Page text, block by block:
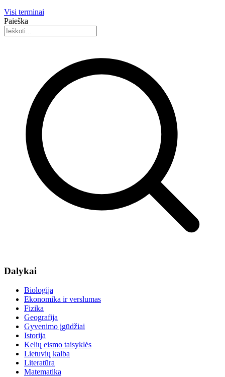
Visi terminai
Paieška
Dalykai
Biologija
Ekonomika ir verslumas
Fizika
Geografija
Gyvenimo įgūdžiai
Istorija
Kelių eismo taisyklės
Lietuvių kalba
Literatūra
Matematika